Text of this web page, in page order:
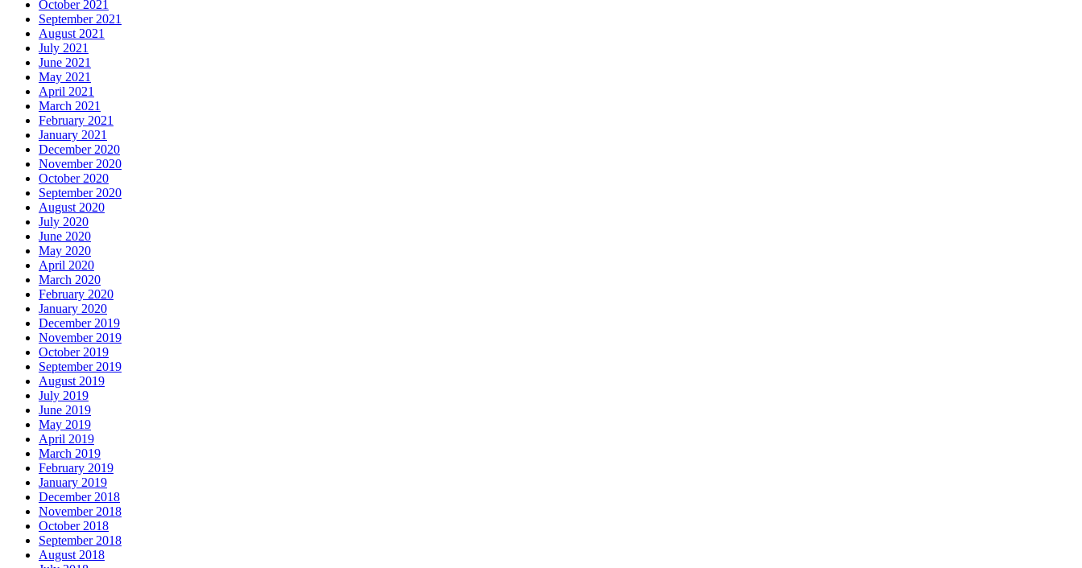
October 2021
September 2021
August 2021
July 2021
June 2021
May 2021
April 2021
March 2021
February 2021
January 2021
December 2020
November 2020
October 2020
September 2020
August 2020
July 2020
June 2020
May 2020
April 2020
March 2020
February 2020
January 2020
December 2019
November 2019
October 2019
September 2019
August 2019
July 2019
June 2019
May 2019
April 2019
March 2019
February 2019
January 2019
December 2018
November 2018
October 2018
September 2018
August 2018